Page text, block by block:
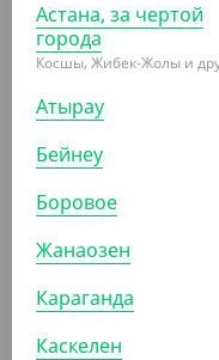
Зубочистка в инд.
Астана, за чертой
города
Косшы, Жибек-Жолы и
Атырау
Бейнеу
Боровое
Жанаозен
Караганда
Каскелен